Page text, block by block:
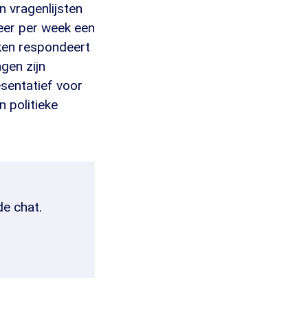
vragenlijsten
per week een
respondeert
zijn
voor
politieke
chat.